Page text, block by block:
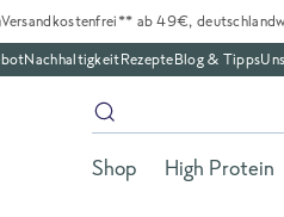
Versandkostenfrei** ab 49€,
NachhaltigkeitRezepteBlog & Tipps
Shop High Protein